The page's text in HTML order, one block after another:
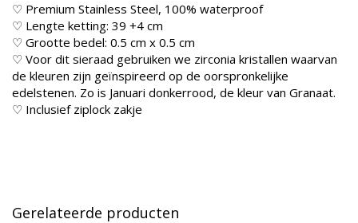
♡ Premium Stainless Steel, 100% waterproof
♡ Lengte ketting: 39 +4 cm
♡ Grootte bedel: 0.5 cm x 0.5 cm
♡ Voor dit sieraad gebruiken we zirconia kristallen waarvan
de kleuren zijn geïnspireerd op de oorspronkelijke
edelstenen. Zo is Januari donkerrood, de kleur van Granaat.
♡ Inclusief ziplock zakje
Gerelateerde producten